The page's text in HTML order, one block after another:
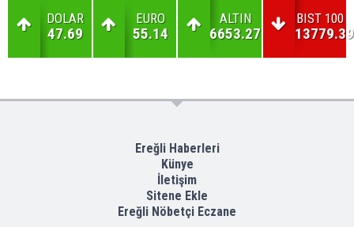
DOLAR
47.69
EURO
55.14
ALTIN
6653.27
BIST 100
13779.39
Ereğli Haberleri
Künye
İletişim
Sitene Ekle
Ereğli Nöbetçi Eczane